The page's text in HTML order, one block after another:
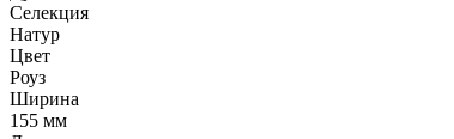
Селекция
Натур
Цвет
Роуз
Ширина
155 мм